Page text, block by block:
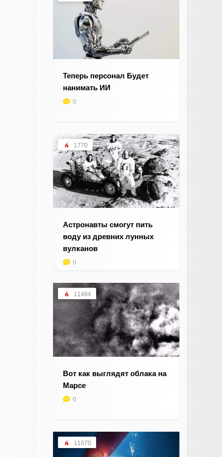
Теперь персонал Будет
нанимать ИИ
0
1770
Астронавты смогут пить
воду из древних лунных
вулканов
0
11484
Вот как выглядят облака на
Марсе
0
11070